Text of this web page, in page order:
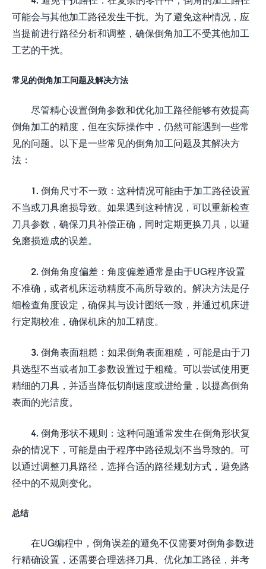
可能会与其他加工路径发生干扰。为了避免这种情况，应
当提前进行路径分析和调整，确保倒角加工不受其他加工
工艺的干扰。
常见的倒角加工问题及解决方法
尽管精心设置倒角参数和优化加工路径能够有效提高
倒角加工的精度，但在实际操作中，仍然可能遇到一些常
见的问题。以下是一些常见的倒角加工问题及其解决方
法：
1. 倒角尺寸不一致：这种情况可能由于加工路径设置
不当或刀具磨损导致。如果遇到这种情况，可以重新检查
刀具参数，确保刀具补偿正确，同时定期更换刀具，以避
免磨损造成的误差。
2. 倒角角度偏差：角度偏差通常是由于UG程序设置
不准确，或者机床运动精度不高所导致的。解决方法是仔
细检查角度设定，确保其与设计图纸一致，并通过机床进
行定期校准，确保机床的加工精度。
3. 倒角表面粗糙：如果倒角表面粗糙，可能是由于刀
具选型不当或者加工参数设置过于粗糙。可以尝试使用更
精细的刀具，并适当降低切削速度或进给量，以提高倒角
表面的光洁度。
4. 倒角形状不规则：这种问题通常发生在倒角形状复
杂的情况下，可能是由于程序中路径规划不当导致的。可
以通过调整刀具路径，选择合适的路径规划方式，避免路
径中的不规则变化。
总结
在UG编程中，倒角误差的避免不仅需要对倒角参数进
行精确设置，还需要合理选择刀具、优化加工路径，并考